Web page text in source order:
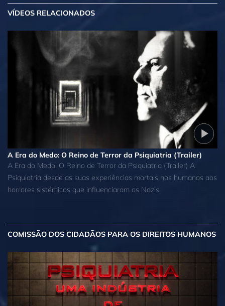
VÍDEOS RELACIONADOS
A Era do Medo: O Reino de Terror da Psiquiatria (Trailer)
A Era do Medo: O Reino de Terror da Psiquiatria (Trailer) A
Psiquiatria desde as suas experiências mortais nos humanos aos
horrores sistémicos que influenciaram os Nazis.
COMISSÃO DOS CIDADÃOS PARA OS DIREITOS HUMANOS